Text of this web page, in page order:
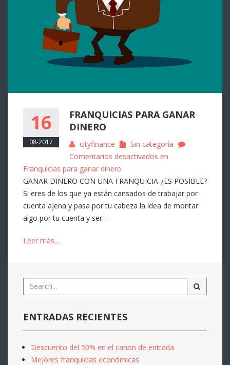
16
08-2017
FRANQUICIAS PARA GANAR
DINERO
cityfinance
Sin categoría
Comentarios desactivados en
Franquicias para ganar dinero
GANAR DINERO CON UNA FRANQUICIA ¿ES POSIBLE?
Si eres de los que ya están cansados de trabajar por
cuenta ajena y pasa por tu cabeza la idea de montar
algo por tu cuenta y ser…
Leer más...
ENTRADAS RECIENTES
Descuento del 50% en el canon de entrada
Mejores franquicias económicas